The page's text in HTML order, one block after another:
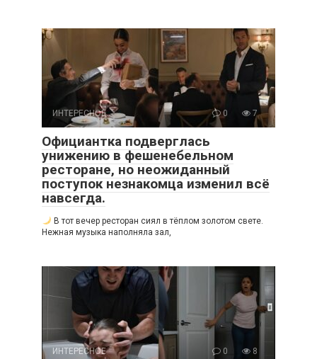
ИНТЕРЕСНОЕ 0 7
Официантка подверглась
унижению в фешенебельном
ресторане, но неожиданный
поступок незнакомца изменил всё
навсегда.
В тот вечер ресторан сиял в тёплом золотом свете.
Нежная музыка наполняла зал,
ИНТЕРЕСНОЕ 0 8